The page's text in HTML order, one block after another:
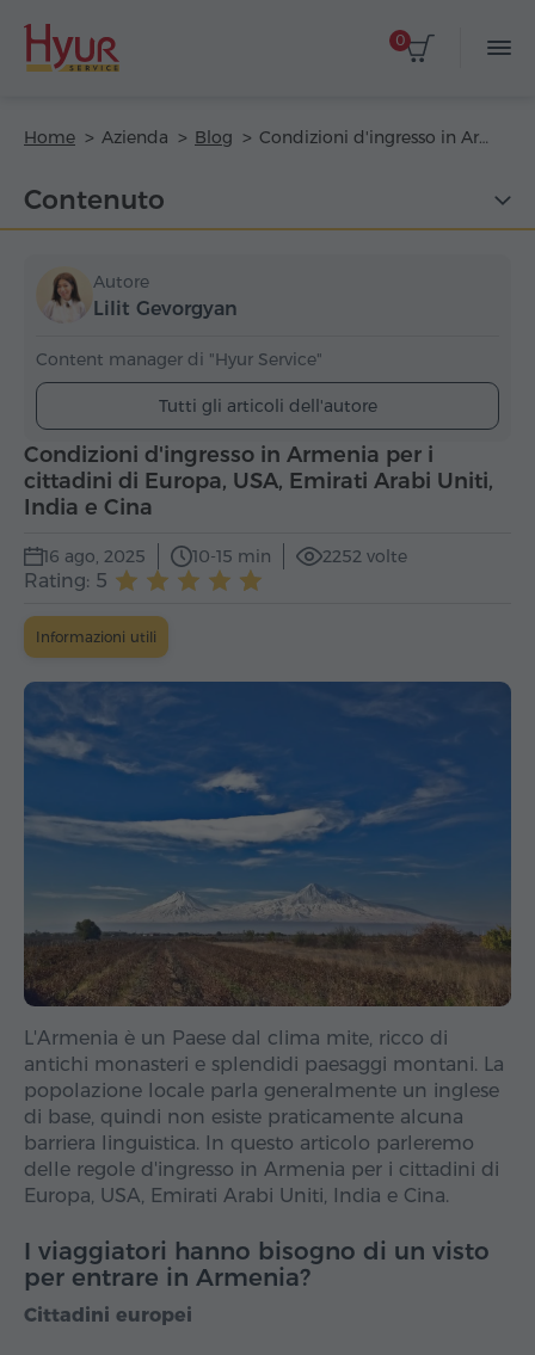
0
Home Azienda Blog Condizioni d'ingresso in Armenia per i cittadini di Europa, USA, Emirati Arabi Uniti, India e Cina
Condizioni d'ingresso in Armenia per i
cittadini di Europa, USA, Emirati Arabi Uniti,
India e Cina
16 ago, 2025 10-15 min 2252 volte
Rating: 5
Informazioni utili
L'Armenia è un Paese dal clima mite, ricco di
antichi monasteri e splendidi paesaggi montani. La
popolazione locale parla generalmente un inglese
di base, quindi non esiste praticamente alcuna
barriera linguistica. In questo articolo parleremo
delle regole d'ingresso in Armenia per i cittadini di
Europa, USA, Emirati Arabi Uniti, India e Cina.
I viaggiatori hanno bisogno di un visto
per entrare in Armenia?
Cittadini europei
Contenuto
Autore
Lilit Gevorgyan
Content manager di "Hyur Service"
Tutti gli articoli dell'autore